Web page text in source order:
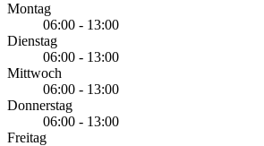
Montag
06:00 - 13:00
Dienstag
06:00 - 13:00
Mittwoch
06:00 - 13:00
Donnerstag
06:00 - 13:00
Freitag